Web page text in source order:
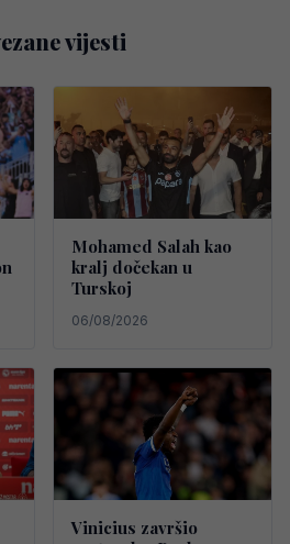
vijesti
Mohamed Salah kao
kralj dočekan u
Turskoj
06/08/2026
Vinicius završio